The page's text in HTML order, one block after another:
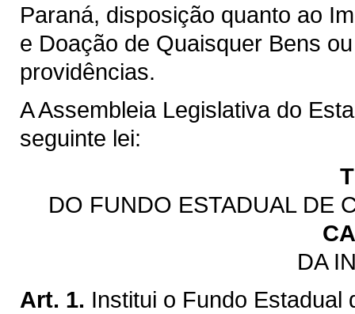
Paraná, disposição quanto ao
e Doação de Quaisquer Bens
providências.
A Assembleia Legislativa do
seguinte lei:
DO FUNDO ESTADUAL DE
DA
Art. 1. Institui o Fundo Estadual